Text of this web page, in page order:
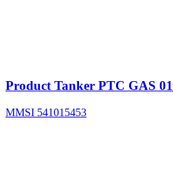
Product Tanker PTC GAS 01
MMSI 541015453